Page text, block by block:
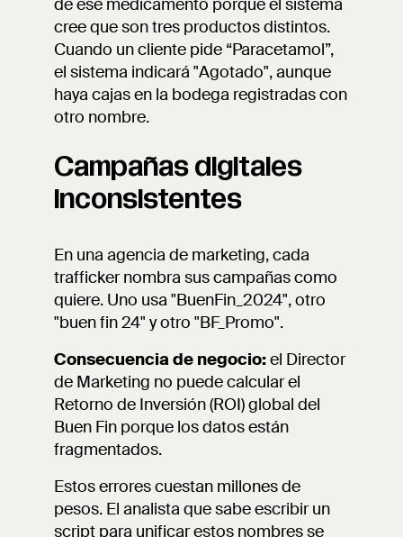
de ese medicamento porque el sistema
cree que son tres productos distintos.
Cuando un cliente pide “Paracetamol”,
el sistema indicará "Agotado", aunque
haya cajas en la bodega registradas con
otro nombre.
Campañas digitales
inconsistentes
En una agencia de marketing, cada
trafficker nombra sus campañas como
quiere. Uno usa "BuenFin_2024", otro
"buen fin 24" y otro "BF_Promo".
Consecuencia de negocio:el Director
de Marketing no puede calcular el
Retorno de Inversión (ROI) global del
Buen Fin porque los datos están
fragmentados.
Estos errores cuestan millones de
pesos. El analista que sabe escribir un
script para unificar estos nombres se